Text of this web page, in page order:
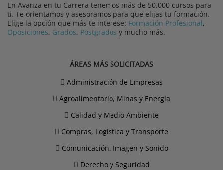
En Avanza en tu Carrera tenemos más de 50.000 cursos para
ti. Te orientamos y asesoramos para que elijas tu formación.
Elige la opción que más te interese: Formación Profesional,
Oposiciones, Grados, Postgrados y mucho más.
ÁREAS MÁS SOLICITADAS
Administración de Empresas
Agroalimentario, Minas y Energía
Calidad y Medio Ambiente
Compras, Logística y Transporte
Comunicación, Imagen y Sonido
Derecho y Seguridad